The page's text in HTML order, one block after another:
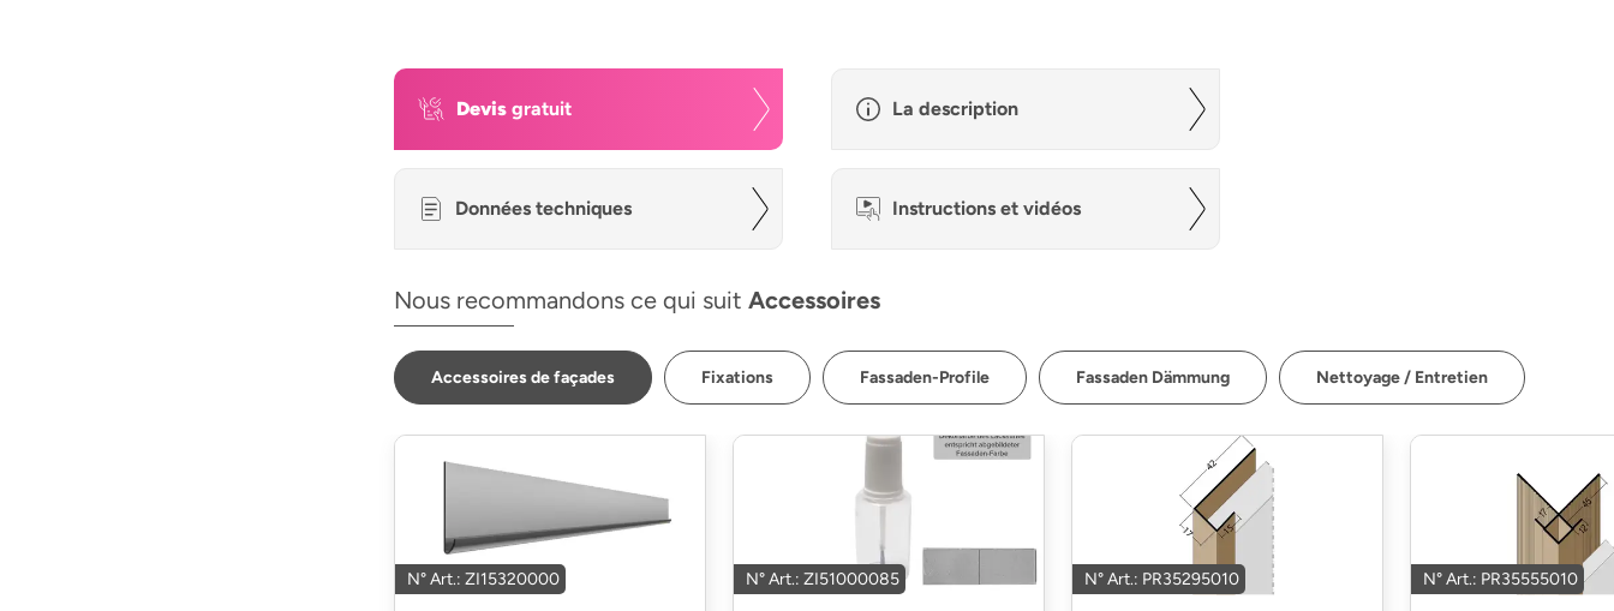
Devis gratuit La description
Données techniques Instructions et vidéos
Nous recommandons ce qui suit Accessoires
Accessoires de façades Fixations Fassaden-Profile Fassaden Dämmung Nettoyage / Entretien
N° Art.: ZI15320000 N° Art.: ZI51000085 N° Art.: PR35295010 N° Art.: PR35555010